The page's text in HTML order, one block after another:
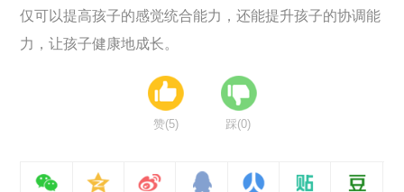
仅可以提高孩子的感觉统合能力，还能提升孩子的协调能
力，让孩子健康地成长。
赞(5) 踩(0)